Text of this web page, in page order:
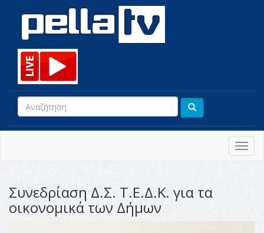
Συνεδρίαση Δ.Σ. Τ.Ε.Δ.Κ. για τα
οικονομικά των Δήμων